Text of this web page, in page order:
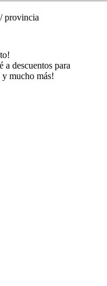
provincia
a descuentos para
y mucho más!